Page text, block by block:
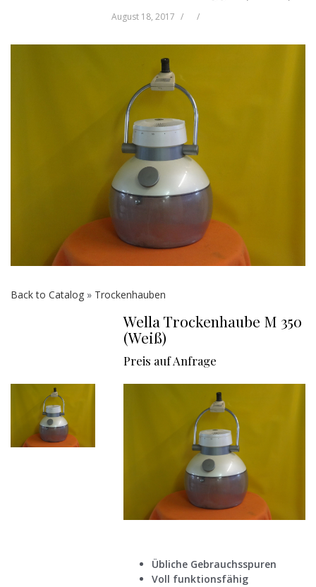
August 18, 2017
Back to Catalog Trockenhauben
Wella Trockenhaube M 350
(Weiß)
Preis auf Anfrage
Übliche Gebrauchsspuren
Voll funktionsfähig